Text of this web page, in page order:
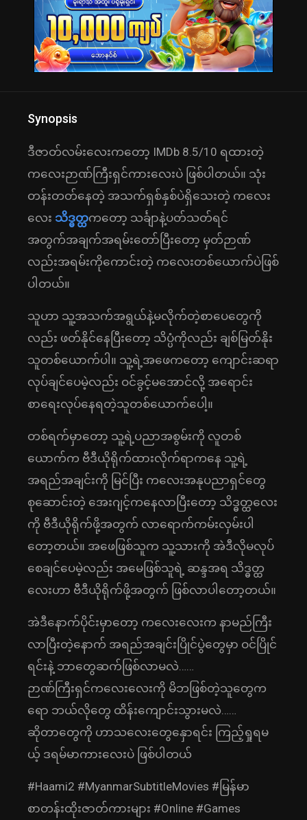
Synopsis
ဒီဇာတ်လမ်းလေးကတော့ IMDb 8.5/10 ရထားတဲ့
ကလေးဉာဏ်ကြီးရှင်ကားလေးပဲ ဖြစ်ပါတယ်။ သုံး
တန်းတတ်နေတဲ့ အသက်ရှစ်နှစ်ပဲရှိသေးတဲ့ ကလေး
လေး သိဒ္ဓတ္ထကတော့ သင်္ချာနဲ့ပတ်သတ်ရင်
အတွက်အချက်အရမ်းတော်ပြီးတော့ မှတ်ဉာဏ်
လည်းအရမ်းကိုကောင်းတဲ့ ကလေးတစ်ယောက်ပဲဖြစ်
ပါတယ်။
သူဟာ သူ့အသက်အရွယ်နဲ့မလိုက်တဲ့စာပေတွေကို
လည်း ဖတ်နိုင်နေပြီးတော့ သိပ္ပံကိုလည်း ချစ်မြတ်နိုး
သူတစ်ယောက်ပါ။ သူ့ရဲ့အဖေကတော့ ကျောင်းဆရာ
လုပ်ချင်ပေမဲ့လည်း ဝင်ခွင့်မအောင်လို့ အရောင်း
စာရေးလုပ်နေရတဲ့သူတစ်ယောက်ပေါ့။
တစ်ရက်မှာတော့ သူ့ရဲ့ပညာအစွမ်းကို လူတစ်
ယောက်က ဗီဒီယိုရိုက်ထားလိုက်ရာကနေ သူ့ရဲ့
အရည်အချင်းကို မြင်ပြီး ကလေးအနုပညာရှင်တွေ
စုဆောင်းတဲ့ အေးဂျင့်ကနေလာပြီးတော့ သိဒ္ဓတ္ထလေး
ကို ဗီဒီယိုရိုက်ဖို့အတွက် လာရောက်ကမ်းလှမ်းပါ
တော့တယ်။ အဖေဖြစ်သူက သူ့သားကို အဲဒီလိုမလုပ်
စေချင်ပေမဲ့လည်း အမေဖြစ်သူရဲ့ ဆန္ဒအရ သိဒ္ဓတ္ထ
လေးဟာ ဗီဒီယိုရိုက်ဖို့အတွက် ဖြစ်လာပါတော့တယ်။
အဲဒီနောက်ပိုင်းမှာတော့ ကလေးလေးက နာမည်ကြီး
လာပြီးတဲ့နောက် အရည်အချင်းပြိုင်ပွဲတွေမှာ ဝင်ပြိုင်
ရင်းနဲ့ ဘာတွေဆက်ဖြစ်လာမလဲ……
ဉာဏ်ကြီးရှင်ကလေးလေးကို မိဘဖြစ်တဲ့သူတွေက
ရော ဘယ်လိုတွေ ထိန်းကျောင်းသွားမလဲ……
ဆိုတာတွေကို ဟာသလေးတွေနှောရင်း ကြည့်ရှုရမ
ယ့် ဒရမ်မာကားလေးပဲ ဖြစ်ပါတယ်
#Haami2 #MyanmarSubtitleMovies #မြန်မာ
စာတန်းထိုးဇာတ်ကားများ #Online #Games